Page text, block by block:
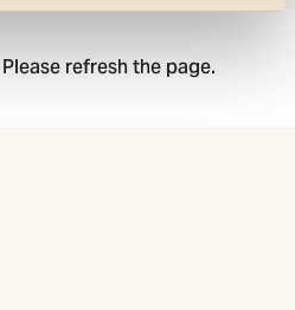
refresh the page.